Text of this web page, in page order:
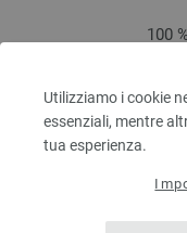
Utilizziamo i cookie
essenziali, mentre
tua esperienza.
100
escl. IVA., più. spese